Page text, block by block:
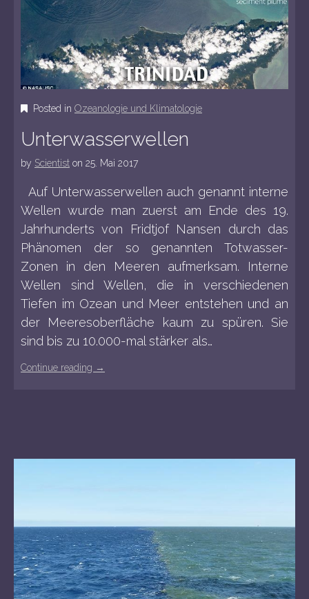
Posted in Ozeanologie und Klimatologie
Unterwasserwellen
by Scientist on 25. Mai 2017
Auf Unterwasserwellen auch genannt interne
Wellen wurde man zuerst am Ende des 19.
Jahrhunderts von Fridtjof Nansen durch das
Phänomen der so genannten Totwasser-
Zonen in den Meeren aufmerksam. Interne
Wellen sind Wellen, die in verschiedenen
Tiefen im Ozean und Meer entstehen und an
der Meeresoberfläche kaum zu spüren. Sie
sind bis zu 10.000-mal stärker als…
Continue reading →